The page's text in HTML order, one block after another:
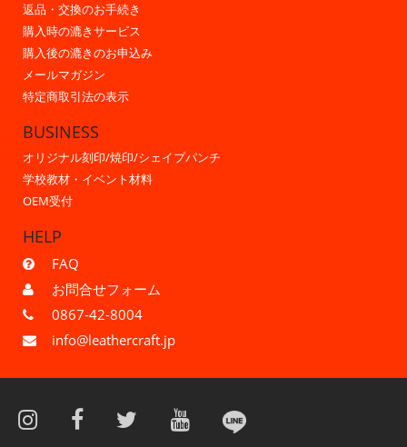
返品・交換のお手続き
購入時の漉きサービス
購入後の漉きのお申込み
メールマガジン
特定商取引法の表示
BUSINESS
オリジナル刻印/焼印/シェイプパンチ
学校教材・イベント材料
OEM受付
HELP
FAQ
お問合せフォーム
0867-42-8004
info@leathercraft.jp